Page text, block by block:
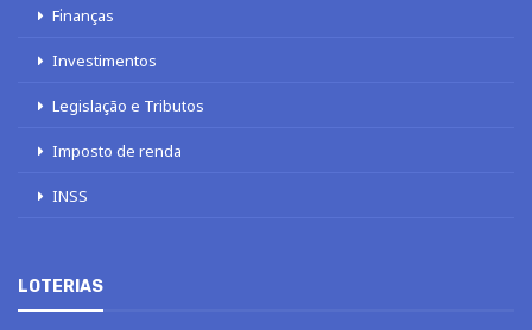
Finanças
Investimentos
Legislação e Tributos
Imposto de renda
INSS
LOTERIAS